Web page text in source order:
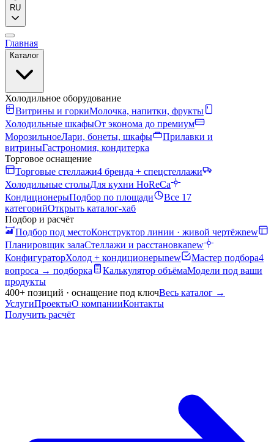
RU
Главная
Каталог
Холодильное оборудование
Витрины и горкиМолочка, напитки, фрукты
Холодильные шкафыОт эконома до премиум
МорозильноеЛари, бонеты, шкафы
Прилавки и
витриныГастрономия, кондитерка
Торговое оснащение
Торговые стеллажи4 бренда + спецстеллажи
Холодильные столыДля кухни HoReCa
КондиционерыПодбор по площади
Все 17
категорийОткрыть каталог-хаб
Подбор и расчёт
Подбор под местоКонструктор линии · живой чертёжnew
Планировщик залаСтеллажи и расстановкаnew
КонфигураторХолод + кондиционерыnew Мастер подбора4
вопроса → подборка
Калькулятор объёмаМодели под ваши
продукты
400+ позиций · оснащение под ключВесь каталог →
УслугиПроектыО компанииКонтакты
Получить расчёт